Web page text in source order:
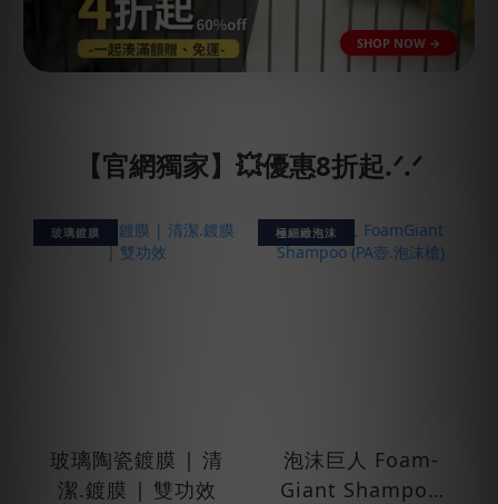
【官網獨家】💥優惠8折起.ᐟ.ᐟ
玻璃鍍膜
玻璃陶瓷鍍膜 | 清
潔.鍍膜 | 雙功效
極細緻泡沫
泡沫巨人 Foam­
Giant Shampoo